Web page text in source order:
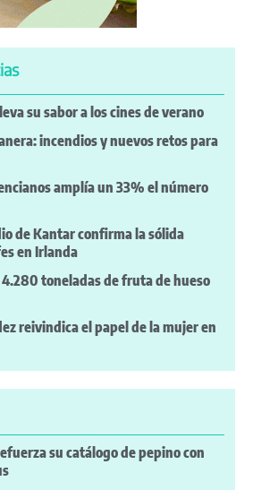
su sabor a los cines de verano
incendios y nuevos retos para
amplía un 33% el número
de Kantar confirma la sólida
en Irlanda
4.280 toneladas de fruta de hueso
reivindica el papel de la mujer en
su catálogo de pepino con